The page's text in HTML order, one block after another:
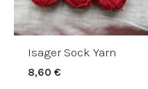
Isager Sock Yarn
8,60€